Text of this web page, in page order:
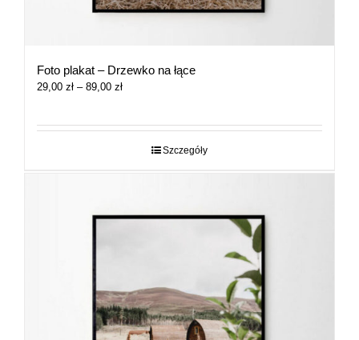
Foto plakat – Drzewko na łące
29,00 zł – 89,00 złZakres
29,00 zł
Szczegóły